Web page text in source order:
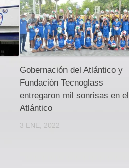
Gobernación del Atlántico y
Fundación Tecnoglass
entregaron mil sonrisas en el
Atlántico
3 ENE, 2022